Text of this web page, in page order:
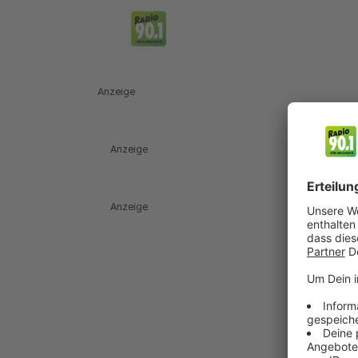
Anzeige
Anzeige
Anzeige